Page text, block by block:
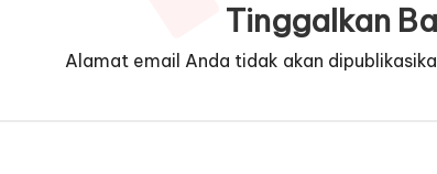
Tinggalkan
Alamat email Anda tidak akan